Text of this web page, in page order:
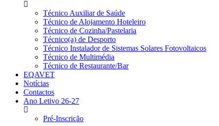
Técnico Auxiliar de Saúde
Técnico de Alojamento Hoteleiro
Técnico de Cozinha/Pastelaria
Técnico(a) de Desporto
Técnico Instalador de Sistemas Solares Fotovoltaicos
Técnico de Multimédia
Técnico de Restaurante/Bar
EQAVET
Notícias
Contactos
Ano Letivo 26-27
Pré-Inscrição